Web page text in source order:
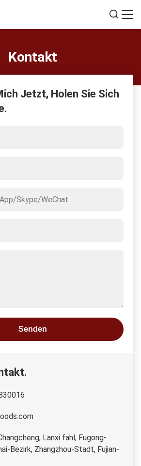
Kontakt
Jetzt, Holen Sie Sich
Senden
Lanxi fahl, Fugong-
Bezirk, Zhangzhou-Stadt, Fujian-